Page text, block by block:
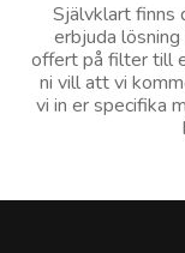
Självklart finns
erbjuda
offert på filter till
ni vill att vi
vi in er specifika